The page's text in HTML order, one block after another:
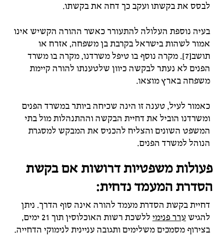
לבסס את בקשתו ועקב כך דחה את בקשתו.
בעיה נוספת העלולה להתעורר כאשר ההורה הקשיש אינו
אמור לשהות בישראל בקרבת בן משפחה, אזרח או
תושב[7]. מקרה נוסף בו טיפל משרדנו, מקרה בו משרד
הפנים לא נעתר לבקשה כיוון שלטענתו להורה קיימת
משפחה בארץ מוצאו.
כאמור לעיל, טענה זו הינה שכיחה ביותר במשרד הפנים
ומשרדנו הוביל את דחיית הבקשה וההתנהלות מול בתי
המשפט השונים והצליח להכניס את המבקש למסגרת
הנוהל למשרד הפנים.
פעולות משפטיות דרושות אם בקשת
הסדרת המעמד נדחית:
דחיית בקשת הסדרת מעמד להורה אינה סוף הדרך. ניתן
להגישערר פנימי
ללשכת רשות האוכלוסין תוך 21 ימים,
בצירוף מסמכים משלימים ותגובה עניינית לנימוקי הדחייה.